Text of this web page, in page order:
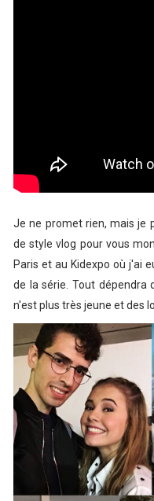
Je ne promet rien, mais je
de style vlog pour vous
Paris et au Kidexpo où j'ai
de la série. Tout dépendra
n'est plus très jeune et des